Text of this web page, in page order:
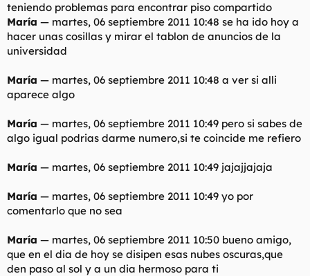
teniendo problemas para encontrar piso compartido
María — martes, 06 septiembre 2011 10:48 se ha ido hoy a
hacer unas cosillas y mirar el tablon de anuncios de la
universidad
María — martes, 06 septiembre 2011 10:48 a ver si alli
aparece algo
María — martes, 06 septiembre 2011 10:49 pero si sabes de
algo igual podrias darme numero,si te coincide me refiero
María — martes, 06 septiembre 2011 10:49 jajajjajaja
María — martes, 06 septiembre 2011 10:49 yo por
comentarlo que no sea
María — martes, 06 septiembre 2011 10:50 bueno amigo,
que en el dia de hoy se disipen esas nubes oscuras,que
den paso al sol y a un dia hermoso para ti